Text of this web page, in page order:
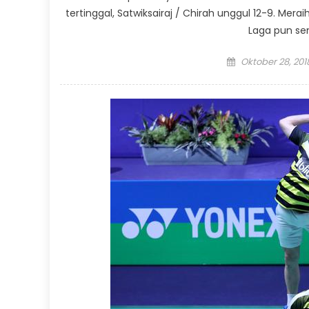
tertinggal, Satwiksairaj / Chirah unggul 12-9.
Laga pun
Posted
Oktober 28,